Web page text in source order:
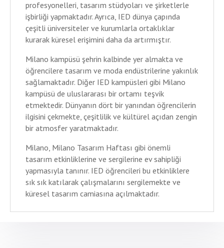
profesyonelleri, tasarım stüdyoları ve şirketlerle
işbirliği yapmaktadır. Ayrıca, IED dünya çapında
çeşitli üniversiteler ve kurumlarla ortaklıklar
kurarak küresel erişimini daha da artırmıştır.
Milano kampüsü şehrin kalbinde yer almakta ve
öğrencilere tasarım ve moda endüstrilerine yakınlık
sağlamaktadır. Diğer IED kampüsleri gibi Milano
kampüsü de uluslararası bir ortamı teşvik
etmektedir. Dünyanın dört bir yanından öğrencilerin
ilgisini çekmekte, çeşitlilik ve kültürel açıdan zengin
bir atmosfer yaratmaktadır.
Milano, Milano Tasarım Haftası gibi önemli
tasarım etkinliklerine ve sergilerine ev sahipliği
yapmasıyla tanınır. IED öğrencileri bu etkinliklere
sık sık katılarak çalışmalarını sergilemekte ve
küresel tasarım camiasına açılmaktadır.